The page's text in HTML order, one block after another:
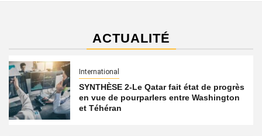
ACTUALITÉ
International
SYNTHÈSE 2-Le Qatar fait état de progrès
en vue de pourparlers entre Washington
et Téhéran